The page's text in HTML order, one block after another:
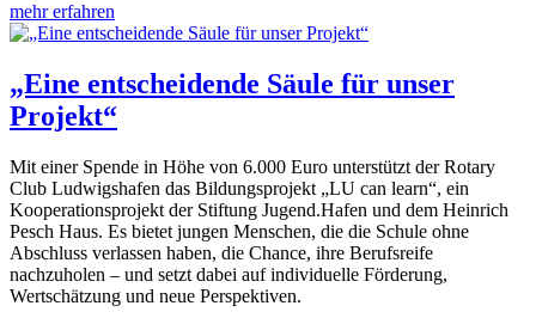
mehr erfahren
„Eine entscheidende Säule für unser
Projekt“
Mit einer Spende in Höhe von 6.000 Euro unterstützt der Rotary
Club Ludwigshafen das Bildungsprojekt „LU can learn“, ein
Kooperationsprojekt der Stiftung Jugend.Hafen und dem Heinrich
Pesch Haus. Es bietet jungen Menschen, die die Schule ohne
Abschluss verlassen haben, die Chance, ihre Berufsreife
nachzuholen – und setzt dabei auf individuelle Förderung,
Wertschätzung und neue Perspektiven.